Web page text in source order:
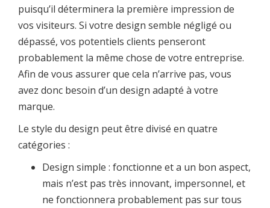
puisqu’il déterminera la première impression de
vos visiteurs. Si votre design semble négligé ou
dépassé, vos potentiels clients penseront
probablement la même chose de votre entreprise.
Afin de vous assurer que cela n’arrive pas, vous
avez donc besoin d’un design adapté à votre
marque.
Le style du design peut être divisé en quatre
catégories :
Design simple : fonctionne et a un bon aspect,
mais n’est pas très innovant, impersonnel, et
ne fonctionnera probablement pas sur tous